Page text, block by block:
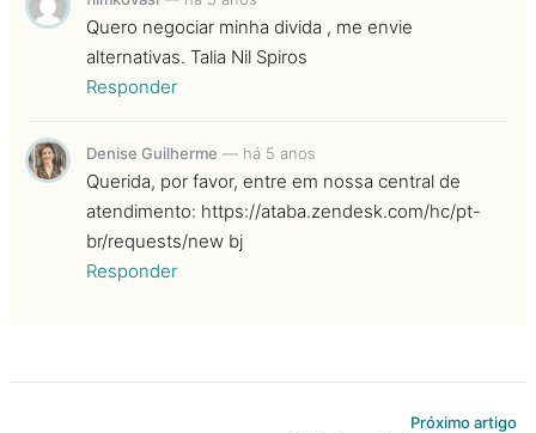
Quero negociar minha divida , me envie
alternativas. Talia Nil Spiros
Responder
Denise Guilherme — há 5 anos
Querida, por favor, entre em nossa central de
atendimento: https://ataba.zendesk.com/hc/pt-
br/requests/new bj
Responder
Próximo artigo